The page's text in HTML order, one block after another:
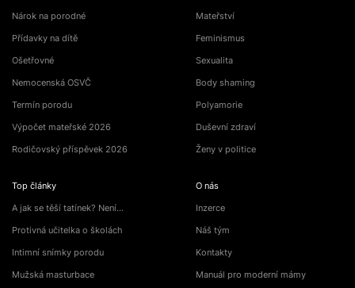
Nárok na porodné
Přídavky na dítě
Ošetřovné
Nemocenská OSVČ
Termín porodu
Výpočet mateřské 2026
Rodičovský příspěvek 2026
Top články
A jak se těší tatínek? Není…
Protivná učitelka o školách
Intimní snímky porodu
Mužská masturbace
Mateřství
Feminismus
Sexualita
Body shaming
Polyamorie
Duševní zdraví
Ženy v politice
O nás
Inzerce
Náš tým
Kontakty
Manuál pro moderní mámy